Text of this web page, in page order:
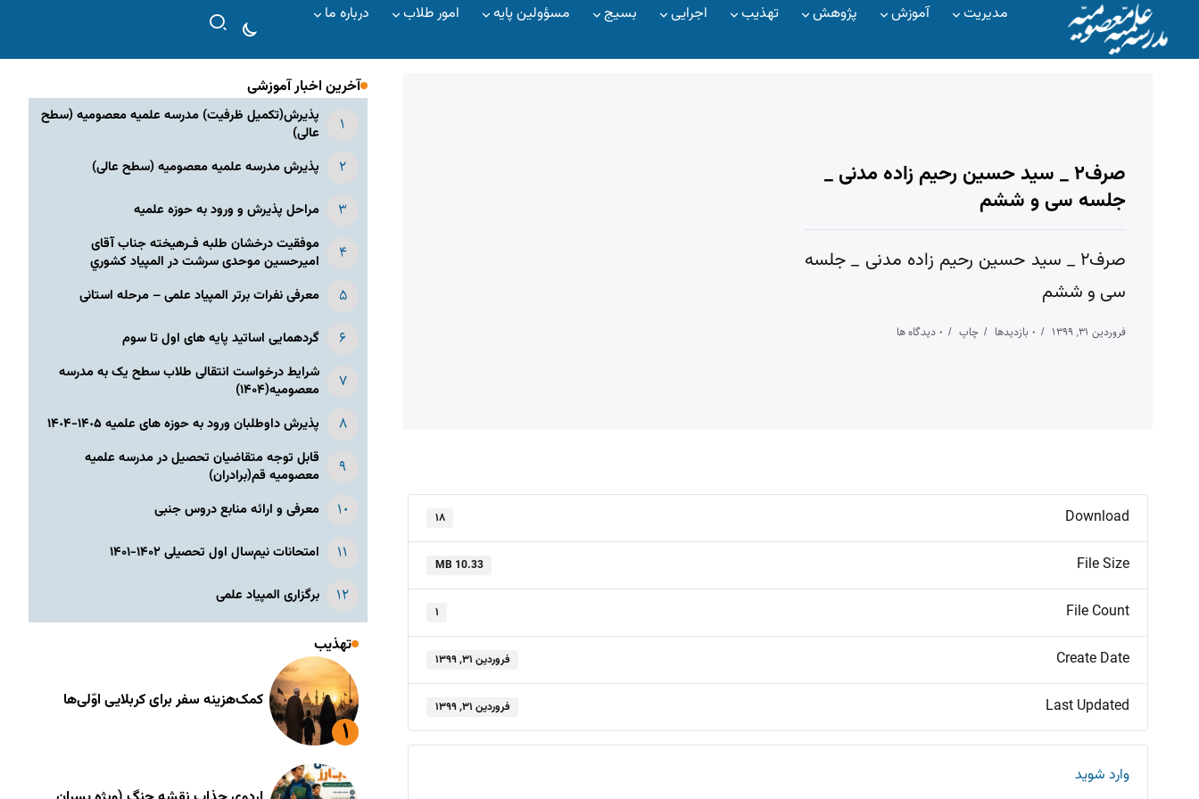
مدیریت آموزش پژوهش تهذیب اجرایی بسیج مسؤولین پایه امور طلاب درباره ما
صرف۲ _ سید حسین رحیم زاده مدنی _
جلسه سی و ششم
صرف۲ _ سید حسین رحیم زاده مدنی _ جلسه
سی و ششم
فروردین ۳۱, ۱۳۹۹ ۰ بازدیدها چاپ ۰ دیدگاه ها
Download ۱۸
File Size
10.33 MB
File Count ۱
Create Date فروردین ۳۱, ۱۳۹۹
Last Updated فروردین ۳۱, ۱۳۹۹
وارد شوید
آخرین اخبار آموزشی
پذیرش(تکمیل ظرفیت) مدرسه علمیه معصومیه‌ (سطح
عالی)
پذیرش مدرسه علمیه معصومیه‌ (سطح عالی)
مراحل پذیرش و ورود به حوزه علمیه
موفقیت درخشان طلبه فـرهیخته جناب آقای
امیرحسین موحدی سرشت در المپياد كشوري
معرفی نفرات برتر المپیاد علمی – مرحله استانی
گردهمایی اساتید پایه های اول تا سوم
شرایط درخواست انتقالی طلاب سطح یک به مدرسه
معصومیه(۱۴۰۴)
پذیرش داوطلبان ورود به حوزه های علمیه ١۴٠۵-١۴٠۴
قابل توجه متقاضیان تحصیل در مدرسه علمیه
معصومیه قم(برادران)
معرفی و ارائه منابع دروس جنبی
امتحانات نیم‌سال اول تحصیلی ۱۴۰۲-۱۴۰۱
برگزاری المپیاد علمی
تهذیب
کمک‌هزینه سفر برای کربلایی اوّلی‌ها